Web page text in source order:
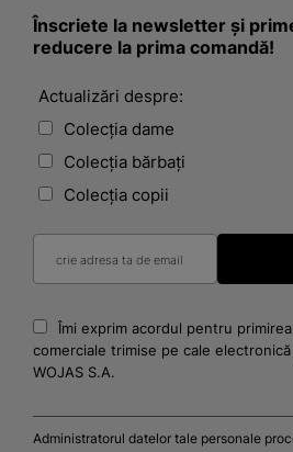
Înscriete la newsletter și
reducere la prima comandă!
Actualizări despre:
Colecția dame
Colecția bărbați
Colecția copii
Îmi exprim acordul pentru
comerciale trimise pe cale
WOJAS S.A.
Administratorul datelor tale personale